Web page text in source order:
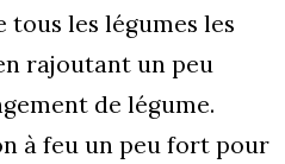
tous les légumes les
rajoutant un peu
de légume.
à feu un peu fort pour